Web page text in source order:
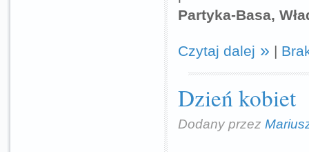
Partyka-Basa,
Czytaj dalej |
Dzień kobiet
Dodany przez